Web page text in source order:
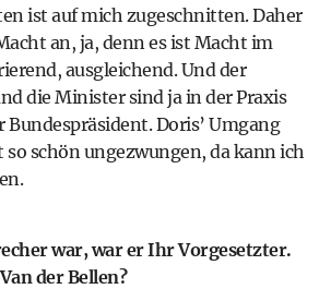
ist auf mich zugeschnitten. Daher
an, ja, denn es ist Macht im
ausgleichend. Und der
die Minister sind ja in der Praxis
Bundespräsident. Doris’ Umgang
schön ungezwungen, da kann ich
war, war er Ihr Vorgesetzter.
der Bellen?